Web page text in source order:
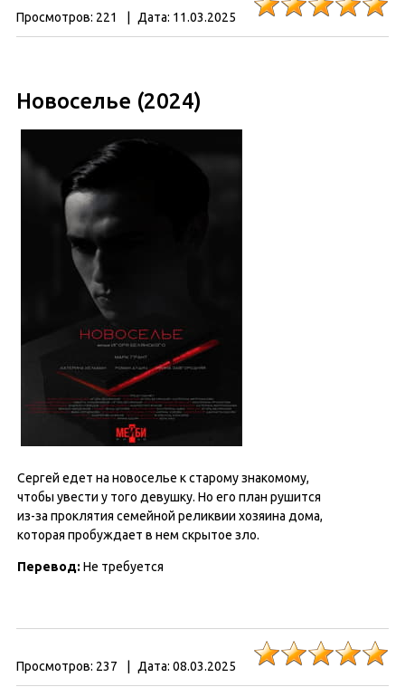
Просмотров: 221 Дата: 11.03.2025
Новоселье (2024)
Сергей едет на новоселье к старому знакомому,
чтобы увести у того девушку. Но его план рушится
из-за проклятия семейной реликвии хозяина дома,
которая пробуждает в нем скрытое зло.
Перевод: Не требуется
Просмотров: 237 Дата: 08.03.2025